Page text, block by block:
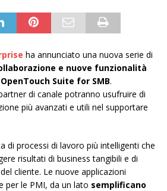
ha annunciato una nuova serie di
e nuove funzionalità
Suite for SMB.
di canale potranno usufruire di
più avanzati e utili nel supportare
di processi di lavoro più intelligenti che
risultati di business tangibili e di
cliente. Le nuove applicazioni
per le PMI, da un lato semplificano